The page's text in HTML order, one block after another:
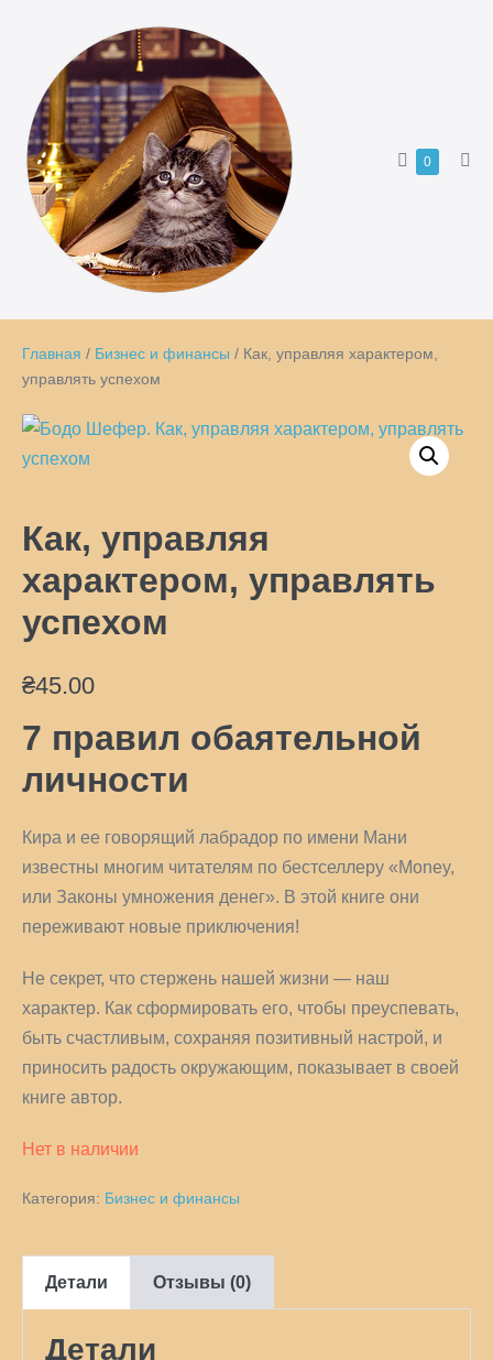
содержимому
Корзина
0Товары
Главная / Бизнес и финансы / Как, управляя характером,
управлять успехом
Как, управляя
характером, управлять
успехом
₴45.00
7 правил обаятельной
личности
Кира и ее говорящий лабрадор по имени Мани
известны многим читателям по бестселлеру «Money,
или Законы умножения денег». В этой книге они
переживают новые приключения!
Не секрет, что стержень нашей жизни — наш
характер. Как сформировать его, чтобы преуспевать,
быть счастливым, сохраняя позитивный настрой, и
приносить радость окружающим, показывает в своей
книге автор.
Нет в наличии
Категория: Бизнес и финансы
Детали Отзывы (0)
Детали